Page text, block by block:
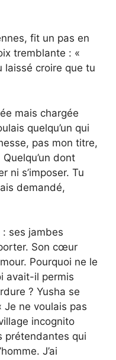
fit un pas en
tremblante : «
laissé croire que tu
mais chargée
quelqu’un qui
pas mon titre,
dont
ni s’imposer. Tu
demandé,
ses jambes
Son cœur
Pourquoi ne le
avait-il permis
? Yusha se
Je ne voulais pas
incognito
prétendantes qui
J’ai